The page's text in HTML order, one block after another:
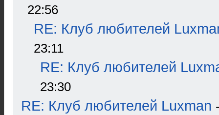
22:56
RE: Клуб любителей
23:11
RE: Клуб любителей
23:30
RE: Клуб любителей Luxman